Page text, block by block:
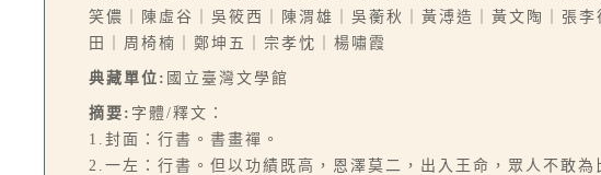
笑儂｜陳虛谷｜吳筱西｜陳渭雄｜吳蘅秋｜黃溥造｜黃文陶｜張
田｜周椅楠｜鄭坤五｜宗孝忱｜楊嘯霞
典藏單位: 國立臺灣文學館
摘要: 字體/釋文：
1.封面：行書。書畫禪。
2.一左：行書。但以功績既高，恩澤莫二，出入王命，眾人不敢為